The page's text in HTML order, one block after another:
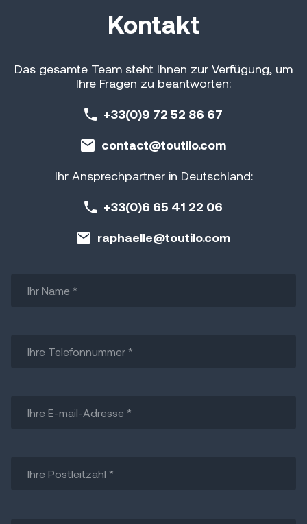
Kontakt
Das gesamte Team steht Ihnen zur Verfügung, um
Ihre Fragen zu beantworten:
+33(0)9 72 52 86 67
contact@toutilo.com
Ihr Ansprechpartner in Deutschland:
+33(0)6 65 41 22 06
raphaelle@toutilo.com